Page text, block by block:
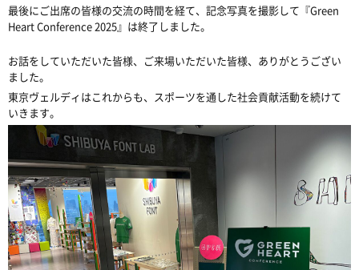
最後にご出席の皆様の交流の時間を経て、記念写真を撮影して『Green
Heart Conference 2025』は終了しました。
お話をしていただいた皆様、ご来場いただいた皆様、ありがとうござい
ました。
東京ヴェルディはこれからも、スポーツを通した社会貢献活動を続けて
いきます。